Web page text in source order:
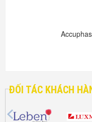
ĐỐI TÁC KHÁCH